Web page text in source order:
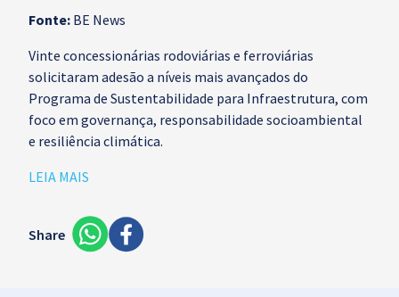
Fonte: BE News
Vinte concessionárias rodoviárias e ferroviárias
solicitaram adesão a níveis mais avançados do
Programa de Sustentabilidade para Infraestrutura, com
foco em governança, responsabilidade socioambiental
e resiliência climática.
LEIA MAIS
Share